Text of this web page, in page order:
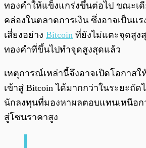
ทองคำให้แข็งแกร่งขึ้นต่อไป ขณะเ
คล่องในตลาดการเงิน ซึ่งอาจเป็นแ
เสี่ยงอย่าง Bitcoin ที่ยังไม่แตะจุดสูง
ทองคำที่ขึ้นไปทำจุดสูงสุดแล้ว
เหตุการณ์เหล่านี้จึงอาจเปิดโอกาสใ
เข้าสู่ Bitcoin ได้มากกว่าในระยะถัด
นักลงทุนที่มองหาผลตอบแทนเหนือก
สู่โซนราคาสูง